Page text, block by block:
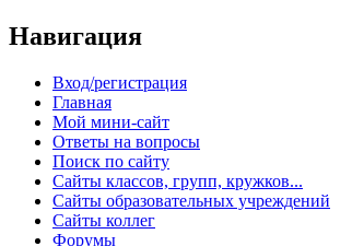
Навигация
Вход/регистрация
Главная
Мой мини-сайт
Ответы на вопросы
Поиск по сайту
Сайты классов, групп, кружков...
Сайты образовательных учреждений
Сайты коллег
Форумы